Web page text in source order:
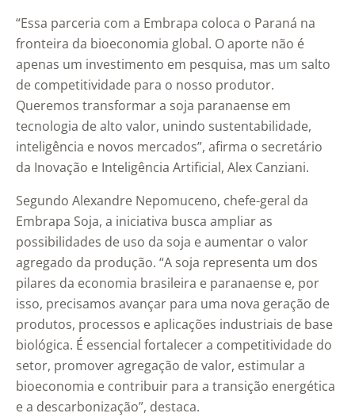
“Essa parceria com a Embrapa coloca o Paraná na
fronteira da bioeconomia global. O aporte não é
apenas um investimento em pesquisa, mas um salto
de competitividade para o nosso produtor.
Queremos transformar a soja paranaense em
tecnologia de alto valor, unindo sustentabilidade,
inteligência e novos mercados”, afirma o secretário
da Inovação e Inteligência Artificial, Alex Canziani.
Segundo Alexandre Nepomuceno, chefe-geral da
Embrapa Soja, a iniciativa busca ampliar as
possibilidades de uso da soja e aumentar o valor
agregado da produção. “A soja representa um dos
pilares da economia brasileira e paranaense e, por
isso, precisamos avançar para uma nova geração de
produtos, processos e aplicações industriais de base
biológica. É essencial fortalecer a competitividade do
setor, promover agregação de valor, estimular a
bioeconomia e contribuir para a transição energética
e a descarbonização”, destaca.